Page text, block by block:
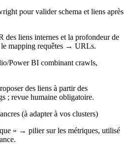
pour valider schema et liens après
liens internes et la profondeur de
mapping requêtes → URLs.
Power BI combinant crawls,
des liens à partir des
; revue humaine obligatoire.
(à adapter à vos clusters)
» → pilier sur les métriques, utilisé